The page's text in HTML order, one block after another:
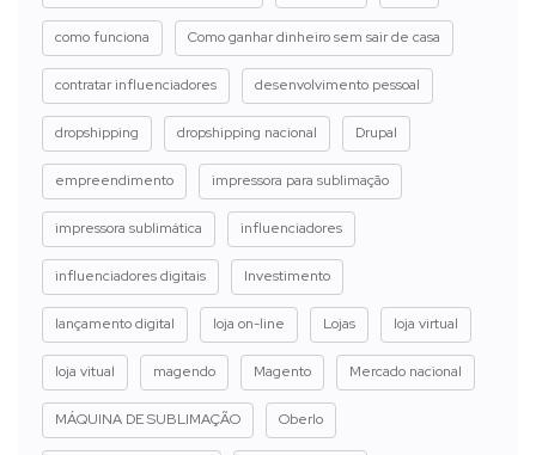
como funciona Como ganhar dinheiro sem sair de casa
contratar influenciadores desenvolvimento pessoal
dropshipping dropshipping nacional Drupal
empreendimento impressora para sublimação
impressora sublimática influenciadores
influenciadores digitais Investimento
lançamento digital loja on-line Lojas loja virtual
loja vitual magendo Magento Mercado nacional
MÁQUINA DE SUBLIMAÇÃO Oberlo